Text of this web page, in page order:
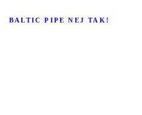
BALTIC PIPE NEJ TAK!